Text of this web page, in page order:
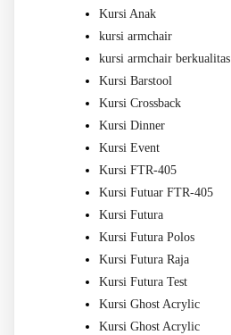
Kursi Anak
kursi armchair
kursi armchair berkualitas
Kursi Barstool
Kursi Crossback
Kursi Dinner
Kursi Event
Kursi FTR-405
Kursi Futuar FTR-405
Kursi Futura
Kursi Futura Polos
Kursi Futura Raja
Kursi Futura Test
Kursi Ghost Acrylic
Kursi Ghost Acrylic